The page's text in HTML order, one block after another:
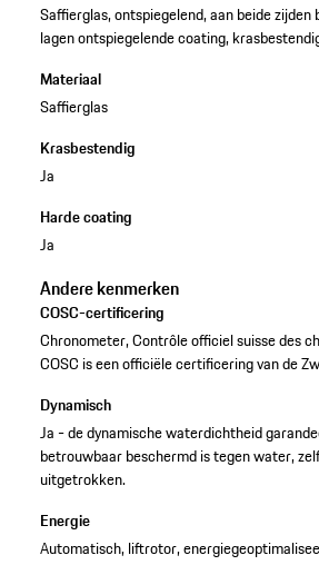
Saffierglas, ontspiegelend, aan beide zijden
lagen ontspiegelende coating,
Materiaal
Saffierglas
Krasbestendig
Ja
Harde coating
Ja
Andere kenmerken
COSC-certificering
Chronometer, Contrôle officiel suisse des
COSC is een officiële certificering van de
Dynamisch
Ja - de dynamische waterdichtheid
betrouwbaar beschermd is tegen water,
uitgetrokken.
Energie
Automatisch, liftrotor,